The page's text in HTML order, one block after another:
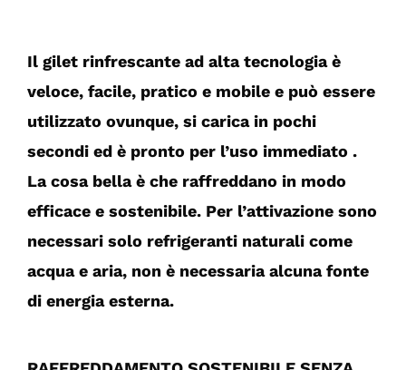
Il gilet rinfrescante ad alta tecnologia è
veloce, facile, pratico e mobile e può essere
utilizzato ovunque, si carica in pochi
secondi ed è pronto per l’uso immediato .
La cosa bella è che raffreddano in modo
efficace e sostenibile. Per l’attivazione sono
necessari solo refrigeranti naturali come
acqua e aria, non è necessaria alcuna fonte
di energia esterna.